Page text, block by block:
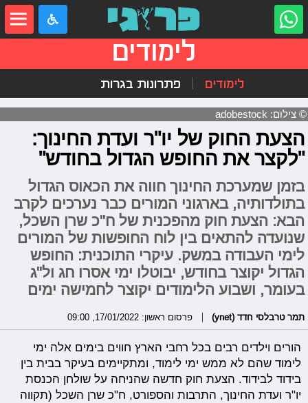
לימודים
לימודים פתרונות בגרות
© צילום: adobestock
הצעת החוק של יו"ר ועדת החינוך:
"לקצר את החופש הגדול בחודש"
בזמן שמערכת החינוך חווה את הכאוס הגדול
בתולדותיה, בארגוני המורים כבר נערכים לקרב
הבא: הצעת חוק מהפכנית של ח"כ שרן השכל,
שנועדה להתאים בין לוח החופשות של המורים
לימי העבודה במשק. עיקרי התוכנית: החופש
הגדול יקוצר בחודש, יבוטלו ימי אסרו חג ול"ג
בעומר, ושבוע הלימודים יקוצר לחמישה ימים
תמר טרבלסי חדד (ynet) פרסום ראשון: 17/01/2022, 09:00
הורים וילדים רבים בכל רחבי הארץ חווים בימים אלה ימי
לימוד שהם לא ממש ימי לימוד, ומתקיימים בעיקר בבית בין
בידוד לבידוד. הצעת חוק חדשה שהניחה על שולחן הכנסת
יו"ר ועדת החינוך, התרבות והספורט, ח"כ שרן השכל (תקווה